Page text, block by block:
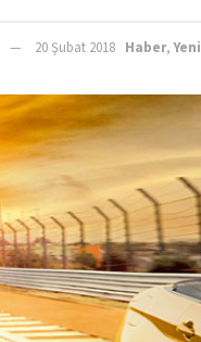
20 Şubat 2018 Haber,